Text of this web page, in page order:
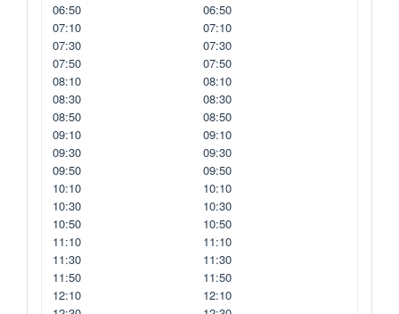
06:50
07:10
07:30
07:50
08:10
08:30
08:50
09:10
09:30
09:50
10:10
10:30
10:50
11:10
11:30
11:50
12:10
06:50
07:10
07:30
07:50
08:10
08:30
08:50
09:10
09:30
09:50
10:10
10:30
10:50
11:10
11:30
11:50
12:10